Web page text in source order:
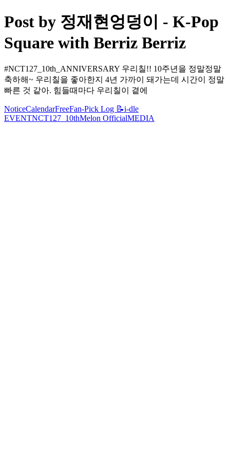
Post by 정재현엉덩이 - K-Pop
Square with Berriz Berriz
#NCT127_10th_ANNIVERSARY 우리칠!! 10주년을 정말정말
축하해~ 우리칠을 좋아한지 4년 가까이 돼가는데 시간이 정말
빠른 것 같아. 힘들때마다 우리칠이 곁에
NoticeCalendarFreeFan-Pick Log 📝i-dle
EVENTNCT127_10thMelon OfficialMEDIA